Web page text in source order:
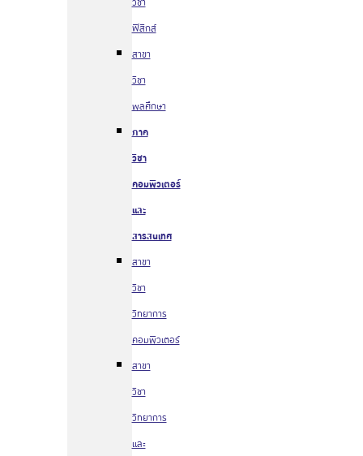
ฟิสิกส์
สาขา
วิชา
พลศึกษา
ภาค
วิชา
คอมพิวเตอร์
และ
สารสนเทศ
สาขา
วิชา
วิทยาการ
คอมพิวเตอร์
สาขา
วิชา
วิทยาการ
และ